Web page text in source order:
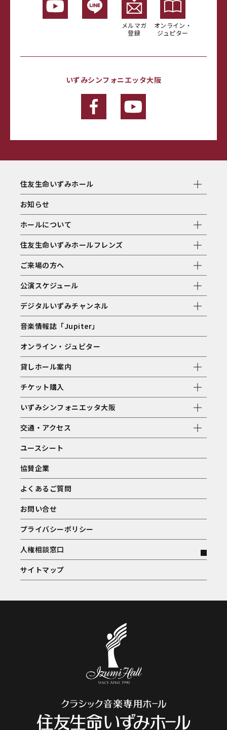
メルマガ
登録
オンライン・
ジュピター
いずみシンフォニエッタ大阪
住友生命いずみホール
お知らせ
ホールについて
住友生命いずみホールフレンズ
ご来場の方へ
公演スケジュール
デジタルいずみチャンネル
音楽情報誌「Jupiter」
オンライン・ジュピター
貸しホール案内
チケット購入
いずみシンフォニエッタ大阪
交通・アクセス
ユースシート
協賛企業
よくあるご質問
お問い合せ
プライバシーポリシー
人権相談窓口
サイトマップ